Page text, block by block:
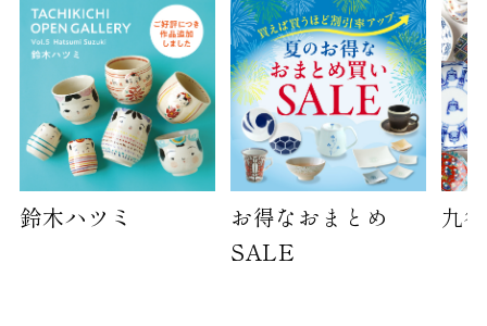
鈴木ハツミ
お得なおまとめ
SALE
九